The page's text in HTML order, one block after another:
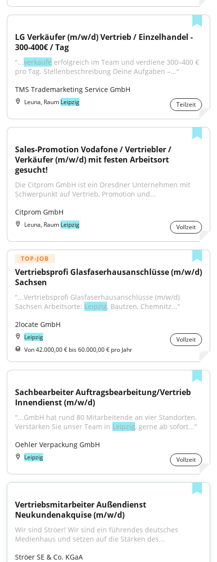
LG Verkäufer (m/w/d) Vertrieb / Einzelhandel -
300-400€ / Tag
"...verkaufe erfolgreich im Team und verdiene 300–400 €
pro Tag. Stellenbeschreibung Deine Aufgaben –..."
TMS Trademarketing Service GmbH
Leuna, Raum Leipzig Teilzeit
Sales-Promotion Vodafone / Vertriebler /
Verkäufer (m/w/d) mit festen Arbeitsort
gesucht!
Die Citprom GmbH ist ein Dresdner Unternehmen mit
Schwerpunkt auf Vertrieb, Promotion und...
Citprom GmbH
Leuna, Raum Leipzig Vollzeit
TOP-JOB
Vertriebsprofi Glasfaserhausanschlüsse (m/w/d)
Sachsen
"...Vertriebsprofi Glasfaserhausanschlüsse (m/w/d)
Sachsen Arbeitsorte: Leipzig, Bautzen, Chemnitz..."
2locate GmbH
Leipzig
Vollzeit
Von 42.000,00 € bis 60.000,00 € pro Jahr
Sachbearbeiter Auftragsbearbeitung/Vertrieb
Innendienst (m/w/d)
"...GmbH hat rund 80 Mitarbeitende an vier Standorten.
Verstärken Sie unser Team in Leipzig, gerne ab sofort..."
Oehler Verpackung GmbH
Leipzig Vollzeit
Vertriebsmitarbeiter Außendienst
Neukundenakquise (m/w/d)
Wir sind Ströer! Wir sind ein führendes deutsches
Medienhaus und setzen auf die Stärken des...
Ströer SE & Co. KGaA